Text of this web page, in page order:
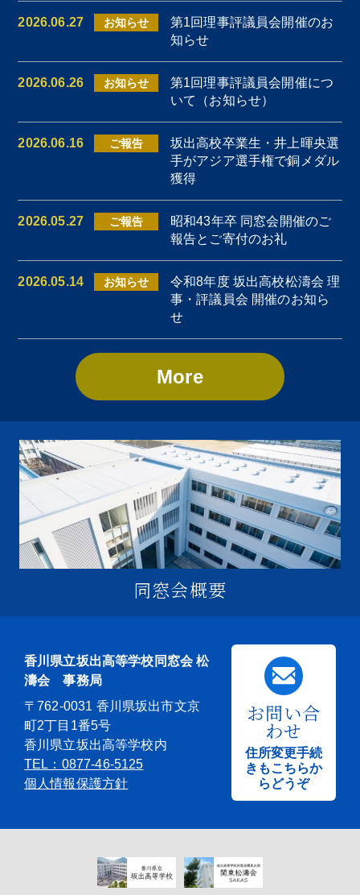
2026.06.27 お知らせ
第1回理事評議員会開催のお
知らせ
2026.06.26 お知らせ
第1回理事評議員会開催につ
いて（お知らせ）
2026.06.16 ご報告
坂出高校卒業生・井上暉央選
手がアジア選手権で銅メダル
獲得
2026.05.27 ご報告
昭和43年卒 同窓会開催のご
報告とご寄付のお礼
2026.05.14 お知らせ
令和8年度 坂出高校松濤会 理
事・評議員会 開催のお知ら
せ
More
同窓会概要
香川県立坂出高等学校同窓会 松
濤会 事務局
〒762-0031 香川県坂出市文京
町2丁目1番5号
香川県立坂出高等学校内
TEL：0877-46-5125
個人情報保護方針
お問い合
わせ
住所変更手続
きもこちらか
らどうぞ